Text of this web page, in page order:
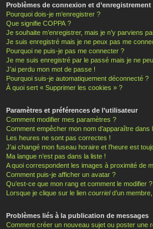
Problèmes de connexion et d’enregistrement
Pourquoi dois-je m’enregistrer ?
Que signifie COPPA ?
Je souhaite m’enregistrer, mais je n’y parviens
Je suis enregistré mais je ne peux pas me
Pourquoi ne puis-je pas me connecter ?
Je me suis enregistré par le passé mais je ne
J’ai perdu mon mot de passe !
Pourquoi suis-je automatiquement déconnecté ?
À quoi sert « Supprimer les cookies » ?
Paramètres et préférences de l’utilisateur
Comment modifier mes paramètres ?
Comment empêcher mon nom d’apparaître
Les heures ne sont pas correctes !
J’ai changé mon fuseau horaire et l’heure est
Ma langue n’est pas dans la liste !
A quoi correspondent les images à proximité de
Comment puis-je afficher un avatar ?
Qu’est-ce que mon rang et comment le modifier ?
Lorsque je clique sur le lien courrield’un
Problèmes liés à la publication de messages
Comment créer un nouveau sujet ou poster une